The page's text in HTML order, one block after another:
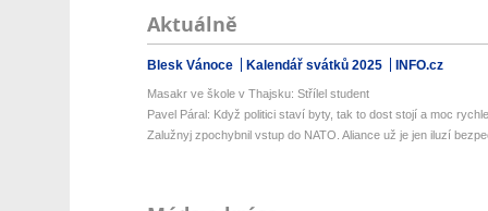
Aktuálně
Blesk Vánoce Kalendář svátků 2025 INFO.cz
Masakr ve škole v Thajsku: Střílel student
Pavel Páral: Když politici staví byty, tak to dost stojí a moc
Zalužnyj zpochybnil vstup do NATO. Aliance už je jen iluzí